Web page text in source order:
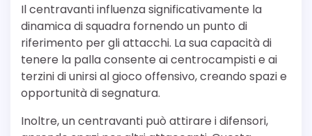
Il centravanti influenza significativamente la
dinamica di squadra fornendo un punto di
riferimento per gli attacchi. La sua capacità di
tenere la palla consente ai centrocampisti e ai
terzini di unirsi al gioco offensivo, creando spazi e
opportunità di segnatura.
Inoltre, un centravanti può attirare i difensori,